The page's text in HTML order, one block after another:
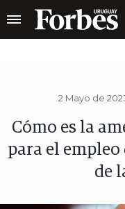
2 Mayo de
Cómo es la
para el
de